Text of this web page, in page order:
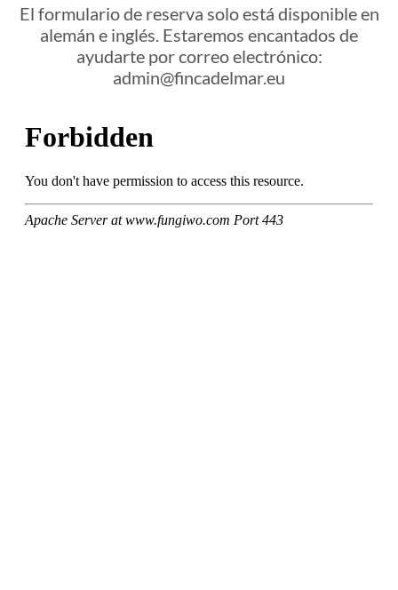
El formulario de reserva solo está disponible en
alemán e inglés. Estaremos encantados de
ayudarte por correo electrónico:
admin@fincadelmar.eu